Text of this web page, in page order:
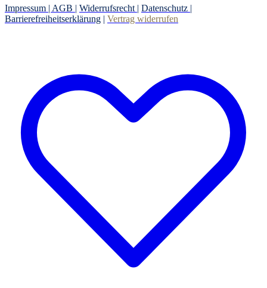
Impressum | AGB | Widerrufsrecht | Datenschutz |
Barrierefreiheitserklärung | Vertrag widerrufen